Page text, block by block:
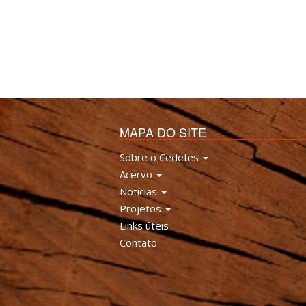
MAPA DO SITE
Sobre o Cedefes
Acervo
Notícias
Projetos
Links úteis
Contato